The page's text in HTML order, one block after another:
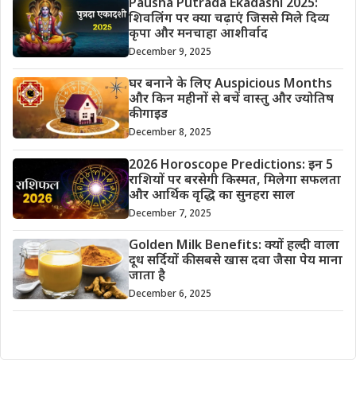
Pausha Putrada Ekadashi 2025:
शिवलिंग पर क्या चढ़ाएं जिससे मिले दिव्य
कृपा और मनचाहा आशीर्वाद
December 9, 2025
घर बनाने के लिए Auspicious Months
और किन महीनों से बचें वास्तु और ज्योतिष
की गाइड
December 8, 2025
2026 Horoscope Predictions: इन 5
राशियों पर बरसेगी किस्मत, मिलेगा सफलता
और आर्थिक वृद्धि का सुनहरा साल
December 7, 2025
Golden Milk Benefits: क्यों हल्दी वाला
दूध सर्दियों की सबसे खास दवा जैसा पेय माना
जाता है
December 6, 2025